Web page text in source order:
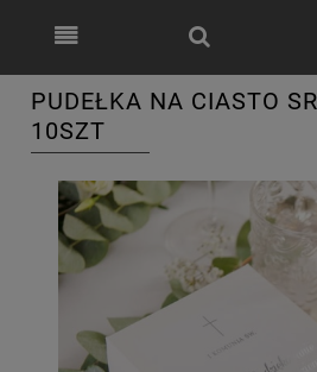
PUDEŁKA NA CIASTO
10SZT